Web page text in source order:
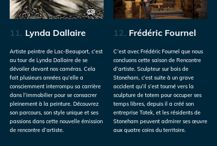
11. Lynda Dallaire
Artiste peintre de Lac-Beauport, c’est
au tour de Lynda Dallaire de se
dévoiler devant nos caméras. Cela
fait plusieurs années qu’elle a
consciemment interrompu sa carrière
dans l’immobilier pour se consacrer
pleinement à la peinture. Découvrez
son parcours, son style unique et ses
passions dans cette nouvelle émission
de rencontre d’artiste.
12. Frédéric Fournel
C’est avec Frédéric Fournel que nous
concluons cette saison de Rencontre
d’artiste. Sculpteur sur bois de
Stoneham, c’est suite à un grave
accident qu’il s’est tourné vers la
sculpture de totem pour occuper ses
temps libres, depuis il a créé son
entreprise Totek, et les résidents de
Stoneham peuvent admirer ses œuvre
aux quatre coins du territoire.